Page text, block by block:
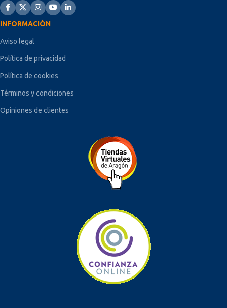
INFORMACIÓN
Aviso legal
Política de privacidad
Política de cookies
Términos y condiciones
Opiniones de clientes